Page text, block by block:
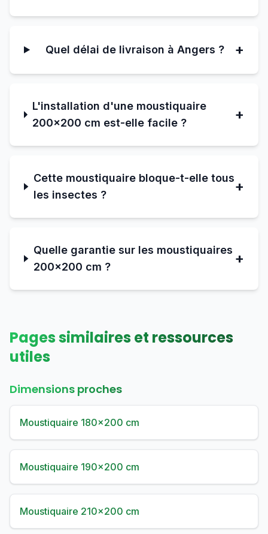
Quel délai de livraison à Angers ? +
L'installation d'une moustiquaire
200×200 cm est-elle facile ?
+
Cette moustiquaire bloque-t-elle tous
les insectes ?
+
Quelle garantie sur les moustiquaires
200×200 cm ?
+
Pages similaires et ressources
utiles
Dimensions proches
Moustiquaire 180×200 cm
Moustiquaire 190×200 cm
Moustiquaire 210×200 cm